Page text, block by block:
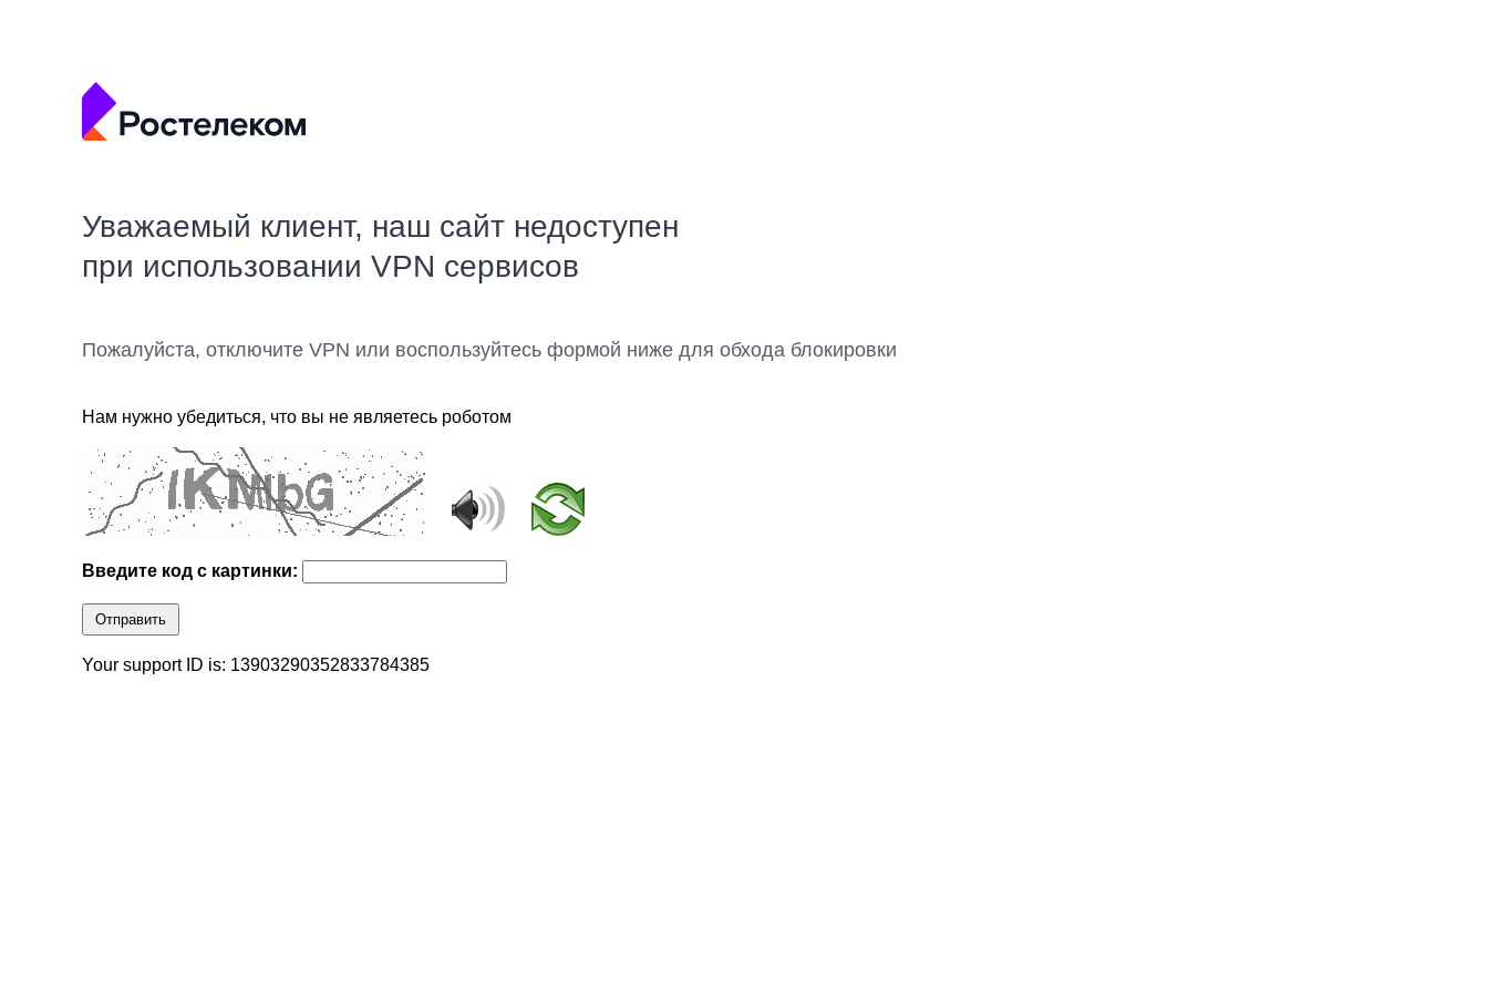
Уважаемый клиент, наш сайт недоступен
при использовании VPN сервисов
Пожалуйста, отключите VPN или воспользуйтесь формой ниже для обхода блокировки
Нам нужно убедиться, что вы не являетесь роботом
Введите код с картинки:
Отправить
Your support ID is: 13903290352833784385